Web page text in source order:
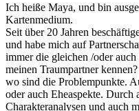
Ich heiße Maya, und bin
Kartenmedium.
Seit über 20 Jahren
und habe mich auf
immer die gleichen /oder
meinen Traumpartner
wo sind die Problempunkte.
oder auch Eheaspekte. Durch
Charakteranalysen und auch